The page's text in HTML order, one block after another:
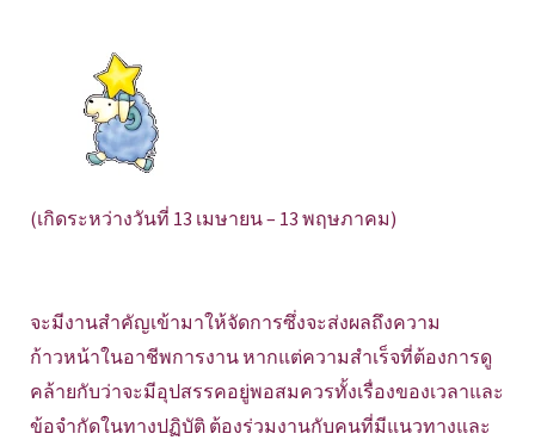
(เกิดระหว่างวันที่ 13 เมษายน – 13 พฤษภาคม)
จะมีงานสำคัญเข้ามาให้จัดการซึ่งจะส่งผลถึงความ
ก้าวหน้าในอาชีพการงาน หากแต่ความสำเร็จที่ต้องการดู
คล้ายกับว่าจะมีอุปสรรคอยู่พอสมควรทั้งเรื่องของเวลาและ
ข้อจำกัดในทางปฏิบัติ ต้องร่วมงานกับคนที่มีแนวทางและ